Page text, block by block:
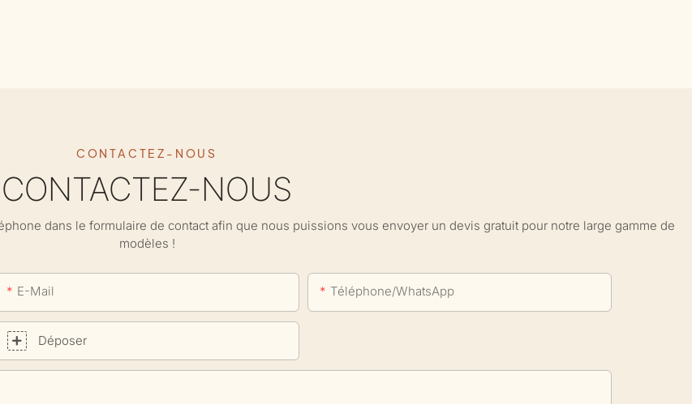
CONTACTEZ-NOUS
CONTACTEZ-NOUS
dans le formulaire de contact afin que nous puissions vous envoyer un devis gratuit pour notre large gamme de
modèles !
E-Mail Téléphone/WhatsApp
Déposer